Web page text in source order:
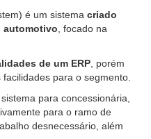
é um sistemacriado
automotivo , focado na
de um ERP , porém
para o segmento.
para concessionária,
para o ramo de
desnecessário, além